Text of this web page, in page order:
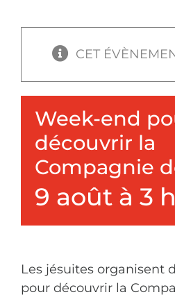
Pôles régionaux
Faire un don
CET
Week-end
découvrir la
Compagnie
9 août à 3
Les jésuites organisent
pour découvrir la